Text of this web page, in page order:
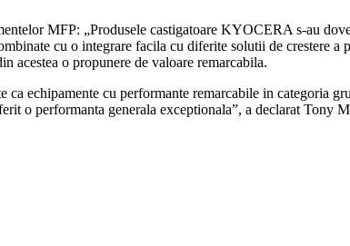
MFP: „Produsele castigatoare KYOCERA s-au
cu o integrare facila cu diferite solutii de crestere a
acestea o propunere de valoare remarcabila.
echipamente cu performante remarcabile in categoria
performanta generala exceptionala”, a declarat Tony